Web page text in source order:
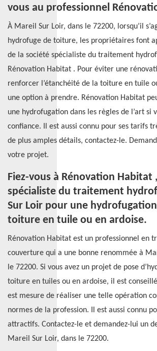
vous au professionnel
À Mareil Sur Loir, dans le 72200, lorsqu’il
hydrofuge de toiture, les propriétaires font
de la société spécialiste du traitement
Rénovation Habitat . Pour éviter une
renforcer l’étanchéité de la toiture en tuile
une option à prendre. Rénovation Habitat
une hydrofugation dans les règles de l’art si
confiance. Il est aussi connu pour ses tarifs
de plus amples détails, contactez-le.
votre projet.
Fiez-vous à Rénovation Habitat
spécialiste du traitement
Sur Loir pour une
toiture en tuile ou en ardoise.
Rénovation Habitat est un professionnel en
couverture qui a une bonne renommée à
le 72200. Si vous avez un projet de pose
toiture en tuiles ou en ardoise, il est conseillé
est mesure de réaliser une telle opération
normes de la profession. Il est aussi connu
attractifs. Contactez-le et demandez-lui un
Mareil Sur Loir, dans le 72200.